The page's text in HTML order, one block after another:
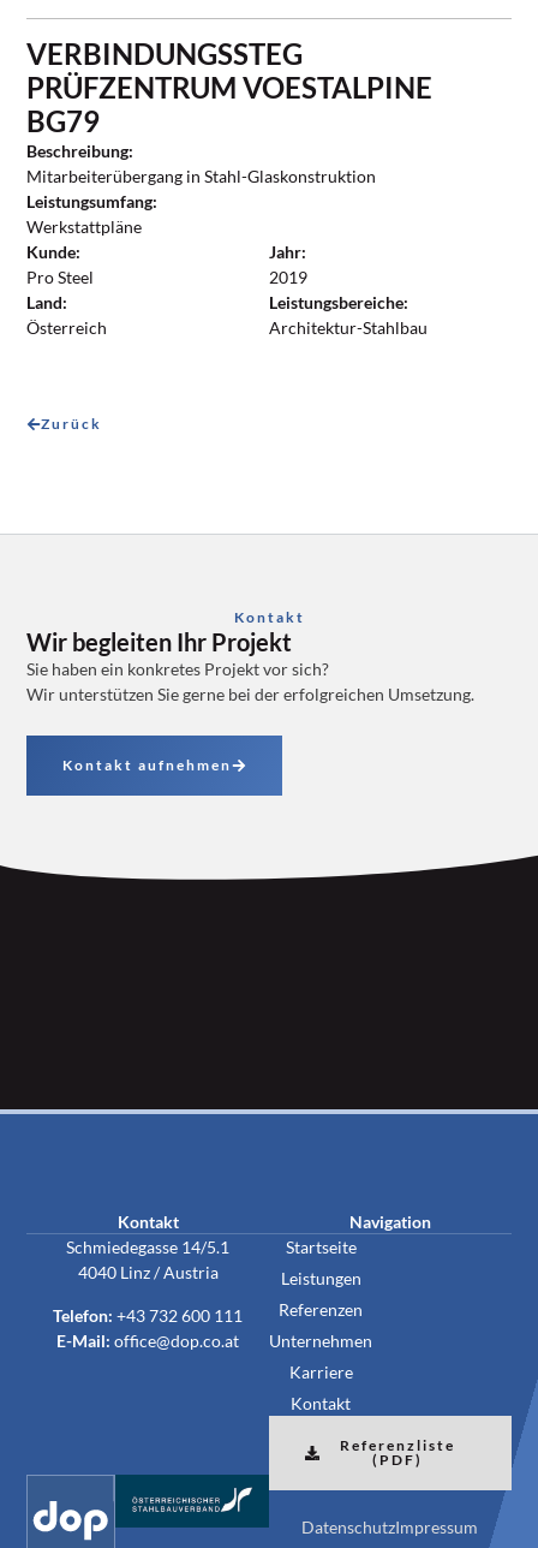
VERBINDUNGSSTEG
PRÜFZENTRUM VOESTALPINE
BG79
Beschreibung:
Mitarbeiterübergang in Stahl-Glaskonstruktion
Leistungsumfang:
Werkstattpläne
Kunde:
Pro Steel
Land:
Österreich
Jahr:
2019
Leistungsbereiche:
Architektur-Stahlbau
Zurück
Kontakt
Wir begleiten Ihr Projekt
Sie haben ein konkretes Projekt vor sich?
Wir unterstützen Sie gerne bei der erfolgreichen Umsetzung.
Kontakt aufnehmen
Referenzliste
(PDF)
DatenschutzImpressum
Kontakt
Schmiedegasse 14/5.1
4040 Linz / Austria
Telefon: +43 732 600 111
E-Mail: office@dop.co.at
Navigation
Startseite
Leistungen
Referenzen
Unternehmen
Karriere
Kontakt